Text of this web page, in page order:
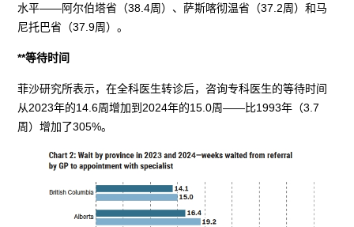
水平——阿尔伯塔省（38.4周）、萨斯喀彻温省（37.2周）和马
尼托巴省（37.9周）。
**等待时间
菲沙研究所表示，在全科医生转诊后，咨询专科医生的等待时间
从2023年的14.6周增加到2024年的15.0周——比1993年（3.7
周）增加了305%。